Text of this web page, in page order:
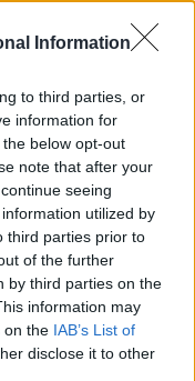
Information
to third parties, or
information for
below opt-out
note that after your
seeing
utilized by
third parties prior to
of the further
by third parties on the
information may
on the IAB’s List of
disclose it to other